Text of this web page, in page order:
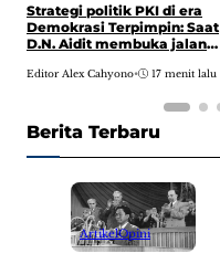
Strategi politik PKI di era
Demokrasi Terpimpin: Saat
D.N. Aidit membuka jalan
Editor Alex Cahyono• 17 menit lalu
Berita Terbaru
ArtikelOpini